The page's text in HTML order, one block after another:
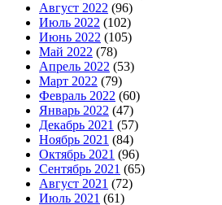
Август 2022 (96)
Июль 2022 (102)
Июнь 2022 (105)
Май 2022 (78)
Апрель 2022 (53)
Март 2022 (79)
Февраль 2022 (60)
Январь 2022 (47)
Декабрь 2021 (57)
Ноябрь 2021 (84)
Октябрь 2021 (96)
Сентябрь 2021 (65)
Август 2021 (72)
Июль 2021 (61)